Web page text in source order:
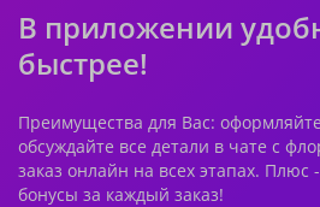
В приложении
быстрее!
Преимущества для Вас:
обсуждайте все детали в чате с
заказ онлайн на всех этапах.
бонусы за каждый заказ!